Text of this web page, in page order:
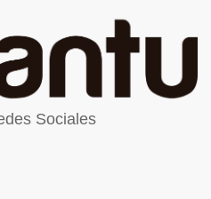
Sociales